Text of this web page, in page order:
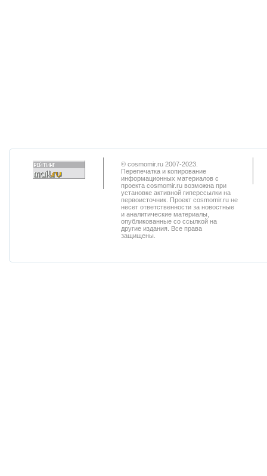
© cosmomir.ru 2007-2023.
Перепечатка и копирование
информационных материалов с
проекта cosmomir.ru возможна при
установке активной гиперссылки на
первоисточник. Проект cosmomir.ru не
несет ответственности за новостные
и аналитические материалы,
опубликованные со ссылкой на
другие издания. Все права
защищены.